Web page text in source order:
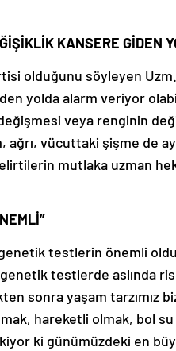
KANSERE GİDEN
olduğunu söyleyen
yolda alarm veriyor
veya renginin
ağrı, vücuttaki şişme de
mutlaka uzman
testlerin önemli
genetik testlerde aslında
sonra yaşam tarzımız
hareketli olmak, bol
ki günümüzdeki en